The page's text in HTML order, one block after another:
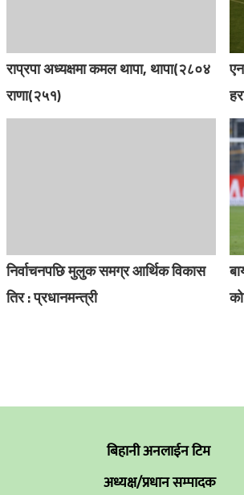
राप्रपा अध्यक्षमा कमल थापा, थापा(२८०४
राणा(२५१)
निर्वाचनपछि मुलुक समग्र आर्थिक विकास
तिर : प्रधानमन्त्री
बिहानी अनलाईन टिम
अध्यक्ष/प्रधान सम्पादक